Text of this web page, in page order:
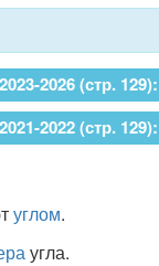
2026 (стр. 129):
2022 (стр. 129):
углом.
угла.